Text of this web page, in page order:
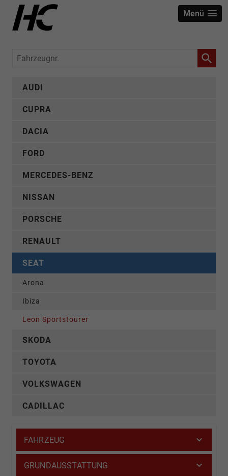
Menü
Fahrzeugnr.
AUDI
CUPRA
DACIA
FORD
MERCEDES-BENZ
NISSAN
PORSCHE
RENAULT
SEAT
Arona
Ibiza
Leon Sportstourer
SKODA
TOYOTA
VOLKSWAGEN
CADILLAC
FAHRZEUG
GRUNDAUSSTATTUNG